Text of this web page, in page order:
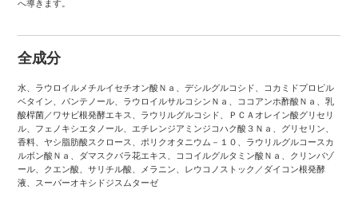
へ導きます。
全成分
水、ラウロイルメチルイセチオン酸Ｎａ、デシルグルコシド、コカミドプロピル
ベタイン、パンテノール、ラウロイルサルコシンＮａ、ココアンホ酢酸Ｎａ、乳
酸桿菌／ワサビ根発酵エキス、ラウリルグルコシド、ＰＣＡオレイン酸グリセリ
ル、フェノキシエタノール、エチレンジアミンジコハク酸３Ｎａ、グリセリン、
香料、ヤシ脂肪酸スクロース、ポリクオタニウム－１０、ラウリルグルコースカ
ルボン酸Ｎａ、ダマスクバラ花エキス、ココイルグルタミン酸Ｎａ、クリンバゾ
ール、クエン酸、サリチル酸、メラニン、レウコノストック／ダイコン根発酵
液、スーパーオキシドジスムターゼ